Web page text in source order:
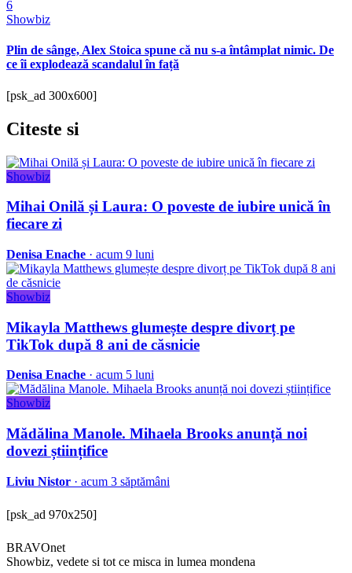
6
Showbiz
Plin de sânge, Alex Stoica spune că nu s-a întâmplat nimic. De
ce îi explodează scandalul în față
[psk_ad 300x600]
Citeste si
Showbiz
Mihai Onilă și Laura: O poveste de iubire unică în
fiecare zi
Denisa Enache · acum 9 luni
Showbiz
Mikayla Matthews glumește despre divorț pe
TikTok după 8 ani de căsnicie
Denisa Enache · acum 5 luni
Showbiz
Mădălina Manole. Mihaela Brooks anunță noi
dovezi științifice
Liviu Nistor · acum 3 săptămâni
[psk_ad 970x250]
BRAVOnet
Showbiz, vedete si tot ce misca in lumea mondena